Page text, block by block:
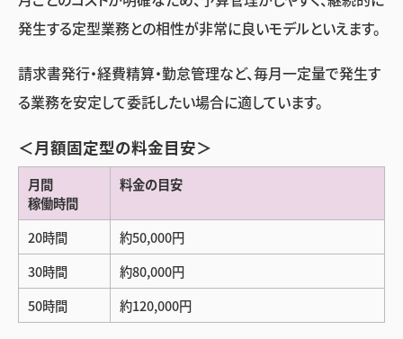
発生する定型業務との相性が非常に良いモデルといえます。
請求書発行・経費精算・勤怠管理など、毎月一定量で発生す
る業務を安定して委託したい場合に適しています。
＜月額固定型の料金目安＞
月間
稼働時間
料金の目安
20時間
約50,000円
30時間
約80,000円
50時間
約120,000円